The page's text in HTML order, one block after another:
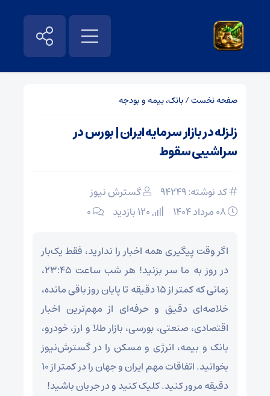
صفحه نخست/بانک، بیمه و بودجه
زلزله در بازار سرمایه ایران | بورس در
سراشیبی سقوط
کد نوشته: 94249
گسترش نیوز
۰
اگر وقت پیگیری همه اخبار را ندارید، فقط یک‌بار
در روز به ما سر بزنید! هر شب ساعت ۲۳:۴۵،
زمانی که کمتر از ۱۵ دقیقه تا پایان روز باقی مانده،
خلاصه‌ای دقیق و حرفه‌ای از مهم‌ترین اخبار
اقتصادی، صنعتی، بورسی، بازار طلا و ارز، خودرو،
بانک و بیمه، انرژی و مسکن را در گسترش‌نیوز
بخوانید. اتفاقات مهم ایران و جهان را در کمتر از ۱۰
دقیقه مرور کنید. کلیک کنید و در جریان باشید!